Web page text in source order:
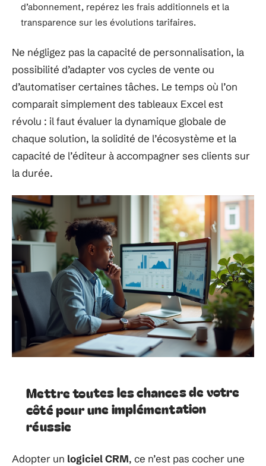
d’abonnement, repérez les frais additionnels et la
transparence sur les évolutions tarifaires.
Ne négligez pas la capacité de personnalisation, la
possibilité d’adapter vos cycles de vente ou
d’automatiser certaines tâches. Le temps où l’on
comparait simplement des tableaux Excel est
révolu : il faut évaluer la dynamique globale de
chaque solution, la solidité de l’écosystème et la
capacité de l’éditeur à accompagner ses clients sur
la durée.
Mettre toutes les chances de votre
côté pour une implémentation
réussie
Adopter un logiciel CRM, ce n’est pas cocher une